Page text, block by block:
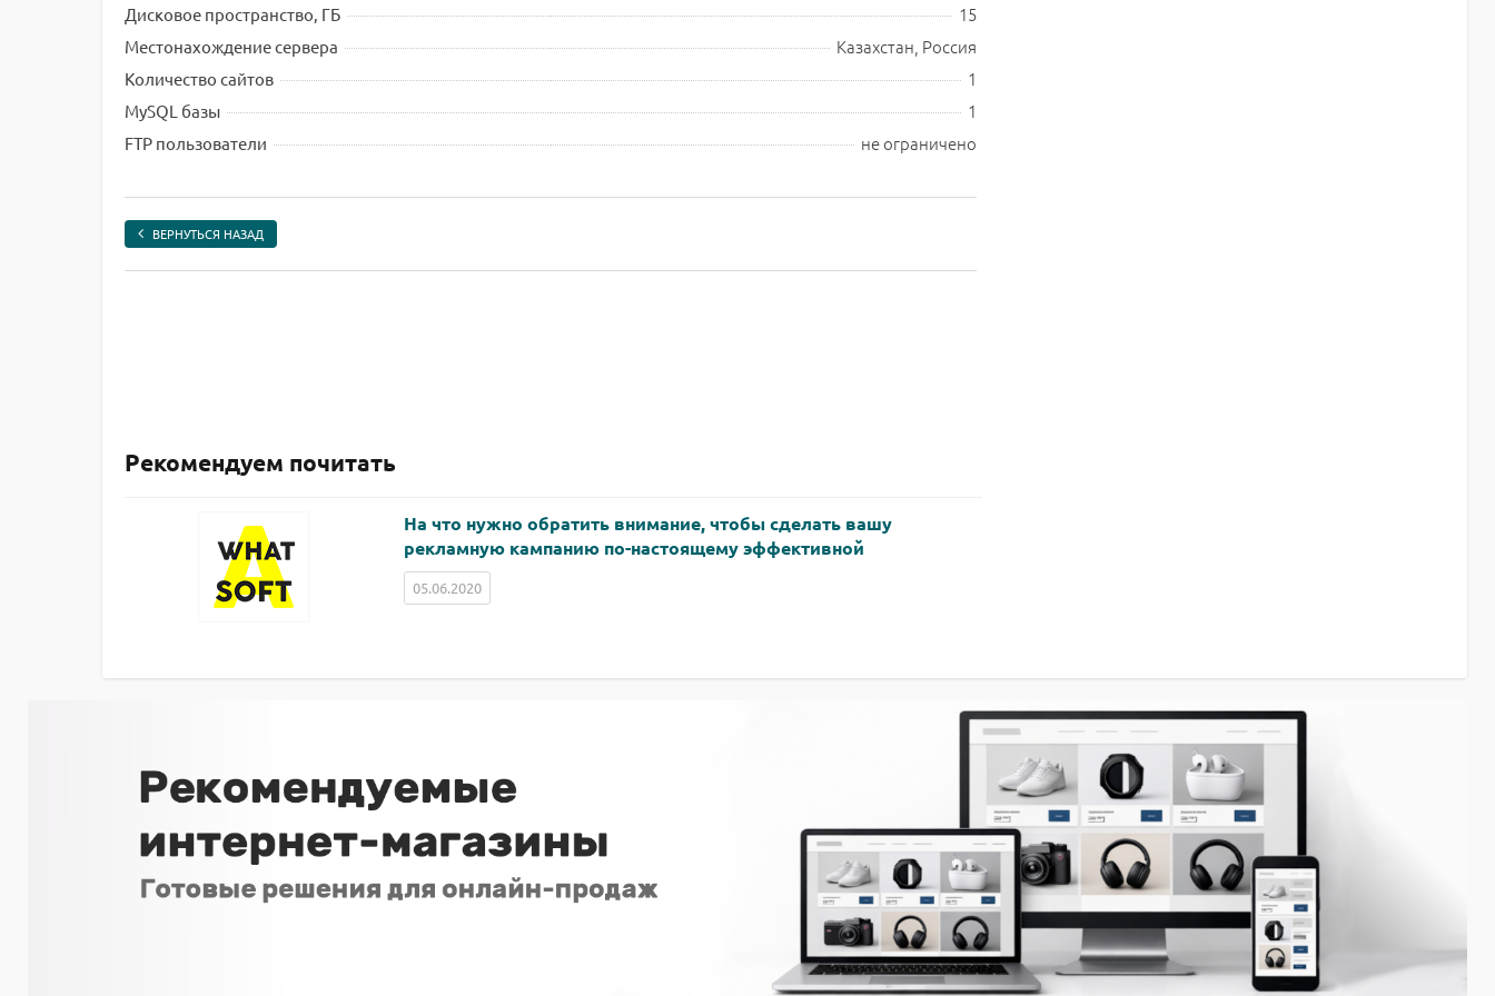
Дисковое пространство, ГБ 15
Местонахождение сервера Казахстан, Россия
Количество сайтов 1
MySQL базы 1
FTP пользователи не ограничено
ВЕРНУТЬСЯ НАЗАД
Рекомендуем почитать
На что нужно обратить внимание, чтобы сделать вашу
рекламную кампанию по-настоящему эффективной
05.06.2020